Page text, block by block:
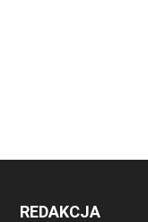
REDAKCJA